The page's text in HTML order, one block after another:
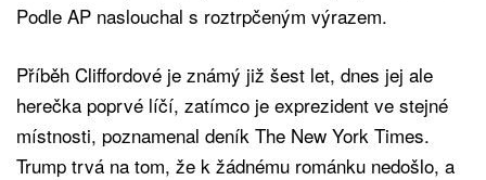
Podle AP naslouchal s roztrpčeným výrazem.
Příběh Cliffordové je známý již šest let, dnes jej ale
herečka poprvé líčí, zatímco je exprezident ve stejné
místnosti, poznamenal deník The New York Times.
Trump trvá na tom, že k žádnému románku nedošlo, a